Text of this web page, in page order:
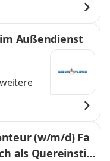
Außendienst
(w/m/d) Fa
als Quereinstie